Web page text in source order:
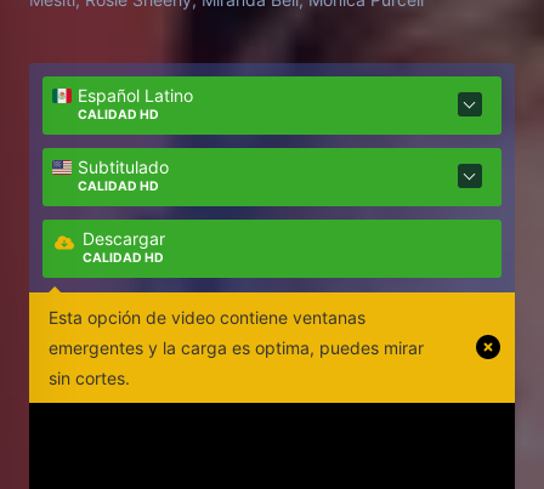
Español Latino
CALIDAD HD
Subtitulado
CALIDAD HD
Descargar
CALIDAD HD
Esta opción de video contiene ventanas
emergentes y la carga es optima, puedes mirar
sin cortes.